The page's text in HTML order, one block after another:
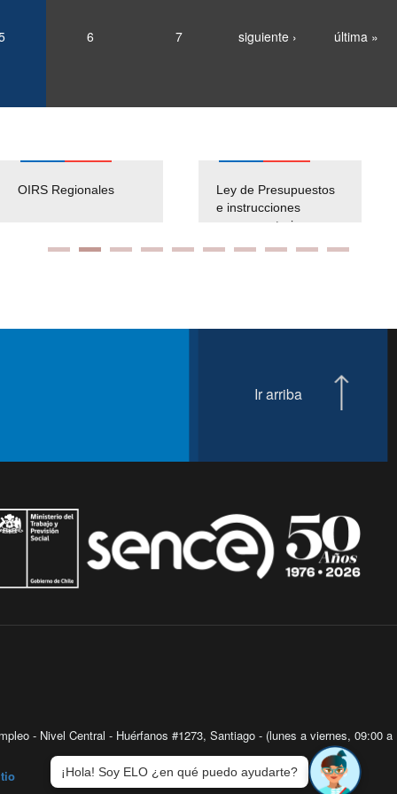
6 7 siguiente › última »
OIRS Regionales
Ley de Presupuestos
e instrucciones
presuspuetarias
Ir arriba
- Nivel Central - Huérfanos #1273, Santiago - (lunes a viernes, 09:00 a
¡Hola! Soy ELO ¿en qué puedo ayudarte?